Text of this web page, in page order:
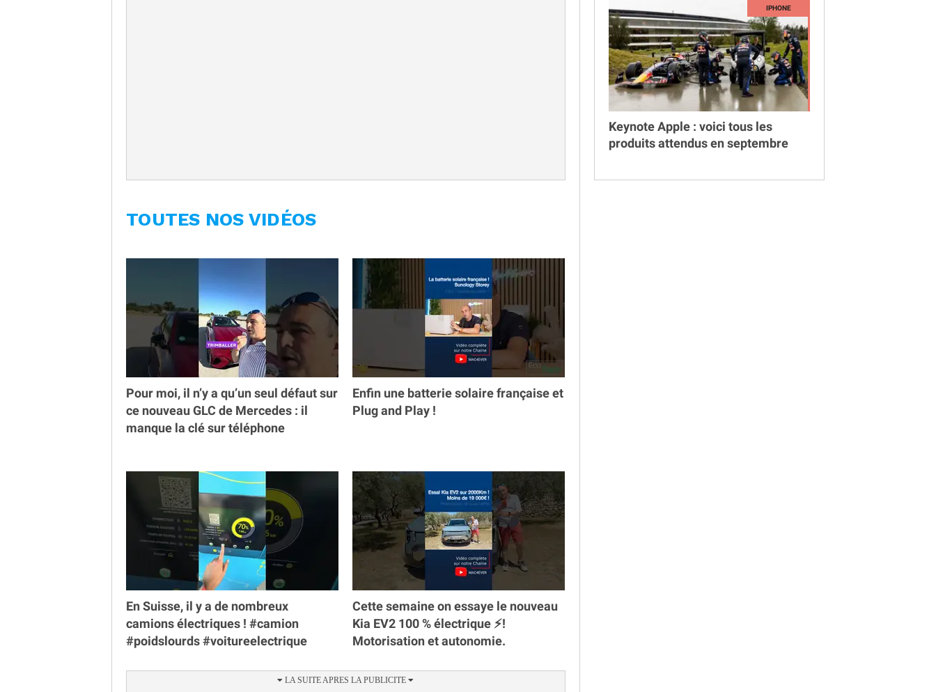
TOUTES NOS VIDÉOS
Pour moi, il n’y a qu’un seul défaut sur
ce nouveau GLC de Mercedes : il
manque la clé sur téléphone
Enfin une batterie solaire française et
Plug and Play !
En Suisse, il y a de nombreux
camions électriques ! #camion
#poidslourds #voitureelectrique
Cette semaine on essaye le nouveau
Kia EV2 100 % électrique ⚡️!
Motorisation et autonomie.
Keynote Apple : voici tous les
produits attendus en septembre